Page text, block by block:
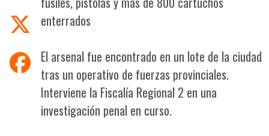
enterrados
El arsenal fue encontrado en un lote de la ciudad
tras un operativo de fuerzas provinciales.
Interviene la Fiscalía Regional 2 en una
investigación penal en curso.